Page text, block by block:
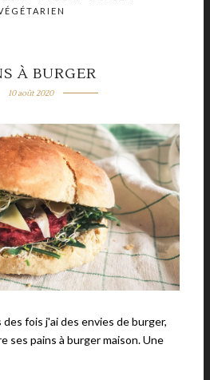
À BURGER
10 août 2020
des fois j'ai des envies de burger,
ses pains à burger maison. Une